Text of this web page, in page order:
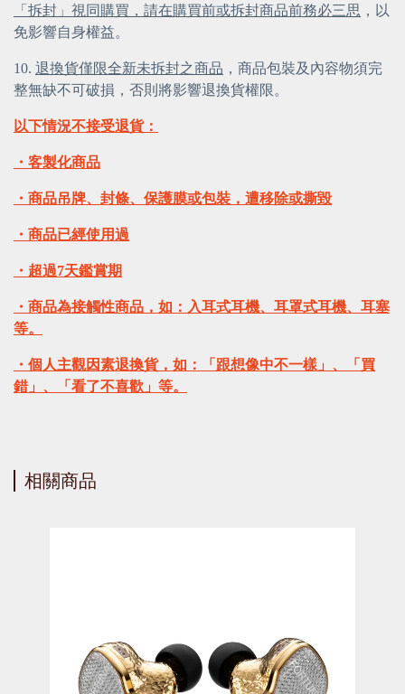
「拆封」視同購買，請在購買前或拆封商品前務必三思 ，以
免影響自身權益。
10. 退換貨僅限全新未拆封之商品 ，商品包裝及內容物須完
整無缺不可破損，否則將影響退換貨權限。
以下情況不接受退貨：
・客製化商品
・商品吊牌、封條、保護膜或包裝，遭移除或撕毀
・商品已經使用過
・超過7天鑑賞期
・商品為接觸性商品，如：入耳式耳機、耳罩式耳機、耳塞
等。
・個人主觀因素退換貨，如：「跟想像中不一樣」、「買
錯」、「看了不喜歡」等。
相關商品